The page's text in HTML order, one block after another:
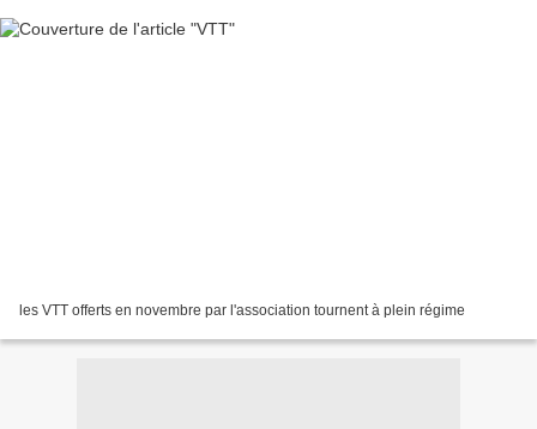
les VTT offerts en novembre par l'association tournent à plein régime